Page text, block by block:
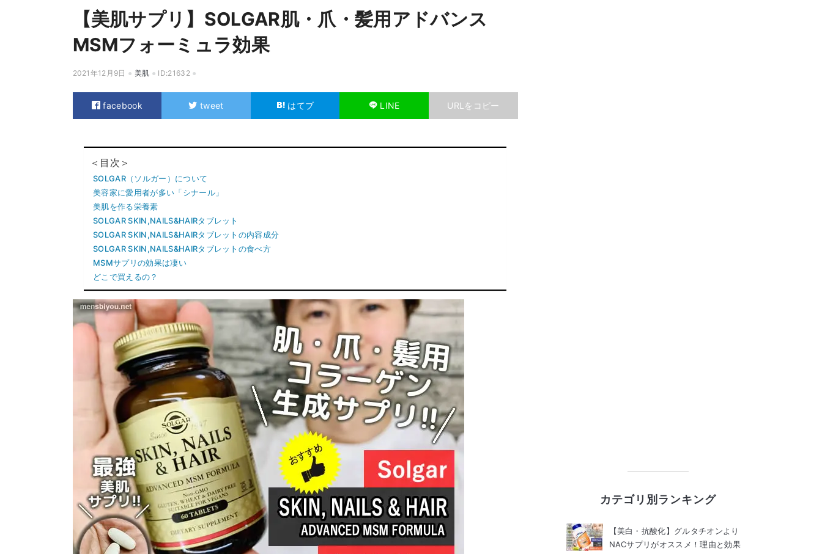
【美肌サプリ】SOLGAR肌・爪・髪用アドバンス
MSMフォーミュラ効果
2021年12月9日 美肌 ID:21632
facebook tweet はてブ LINE URLをコピー
＜目次＞
SOLGAR（ソルガー）について
美容家に愛用者が多い「シナール」
美肌を作る栄養素
SOLGAR SKIN,NAILS&HAIRタブレット
SOLGAR SKIN,NAILS&HAIRタブレットの内容成分
SOLGAR SKIN,NAILS&HAIRタブレットの食べ方
MSMサプリの効果は凄い
どこで買えるの？
カテゴリ別ランキング
【美白・抗酸化】グルタチオンより
NACサプリがオススメ！理由と効果